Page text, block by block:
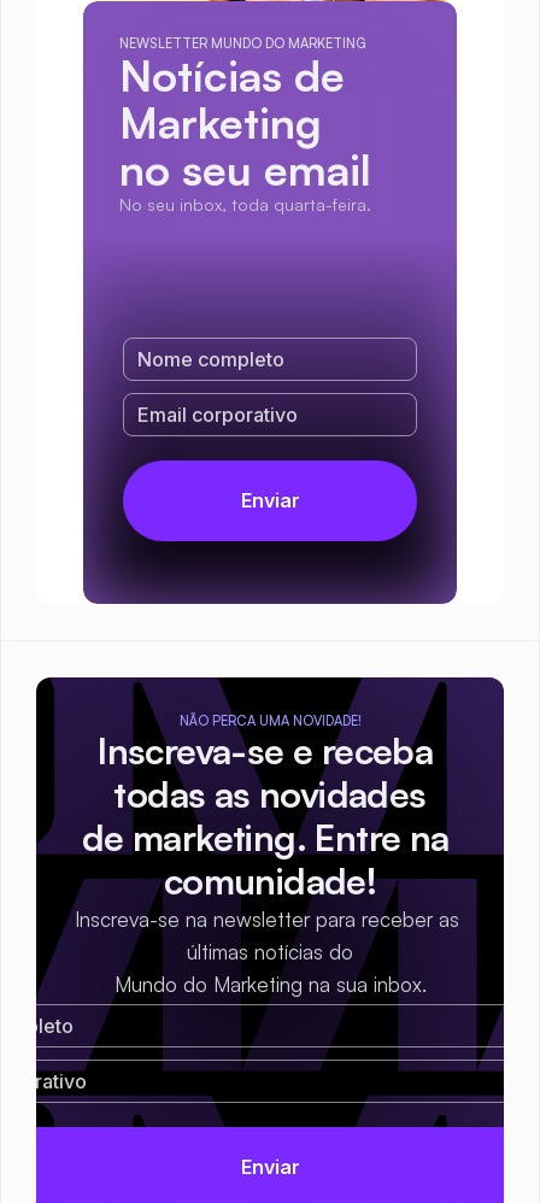
NEWSLETTER MUNDO DO MARKETING
Notícias de
Marketing
no seu email
No seu inbox, toda quarta-feira.
NÃO PERCA UMA NOVIDADE!
Inscreva-se e receba
todas as novidades
de marketing. Entre na
comunidade!
Inscreva-se na newsletter para receber as
últimas notícias do
Mundo do Marketing na sua inbox.